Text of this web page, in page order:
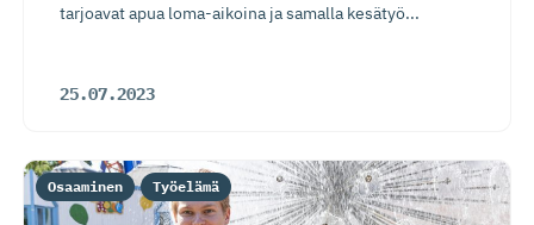
tarjoavat apua loma-aikoina ja samalla kesätyö...
25.07.2023
Osaaminen Työelämä